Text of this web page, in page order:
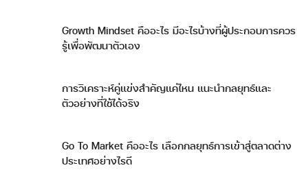
Growth Mindset คืออะไร มีอะไรบ้างที่ผู้ประกอบการควร
รู้เพื่อพัฒนาตัวเอง
การวิเคราะห์คู่แข่งสำคัญแค่ไหน แนะนำกลยุทธ์และ
ตัวอย่างที่ใช้ได้จริง
Go To Market คืออะไร เลือกกลยุทธ์การเข้าสู่ตลาดต่าง
ประเทศอย่างไรดี